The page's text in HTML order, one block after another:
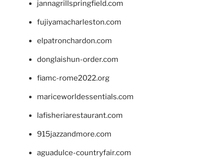
jannagrillspringfield.com
fujiyamacharleston.com
elpatronchardon.com
donglaishun-order.com
fiamc-rome2022.org
mariceworldessentials.com
lafisheriarestaurant.com
915jazzandmore.com
aguadulce-countryfair.com